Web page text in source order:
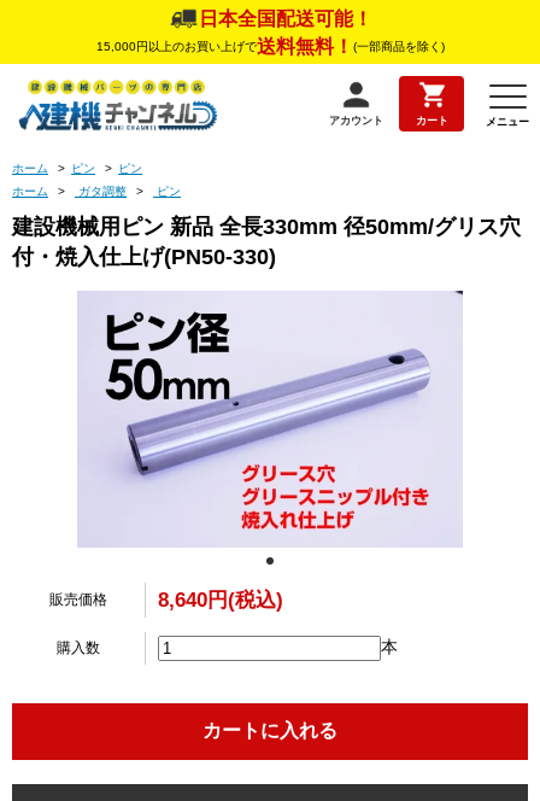
日本全国配送可能！
15,000円以上のお買い上げで送料無料！ (一部商品を除く)
アカウント カート メニュー
ホーム > ピン > ピン
ホーム
> ガタ調整 > ピン
建設機械用ピン 新品 全長330mm 径50mm/グリス穴
付・焼入仕上げ(PN50-330)
販売価格 8,640円(税込)
購入数 本